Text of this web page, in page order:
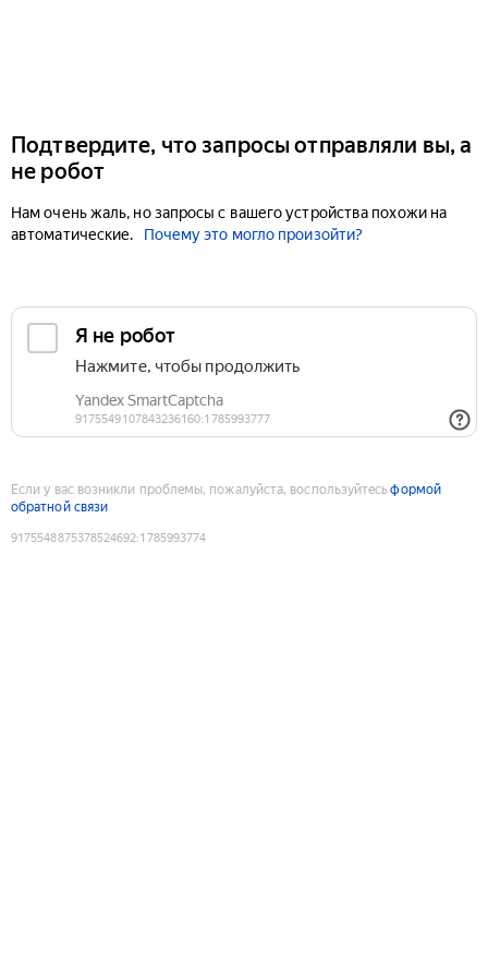
Подтвердите, что запросы отправляли вы, а
не робот
Нам очень жаль, но запросы с вашего устройства похожи на
автоматические.
Почему это могло произойти?
Если у вас возникли проблемы, пожалуйста, воспользуйтесьформой
обратной связи
9175548875378524692:1785993774